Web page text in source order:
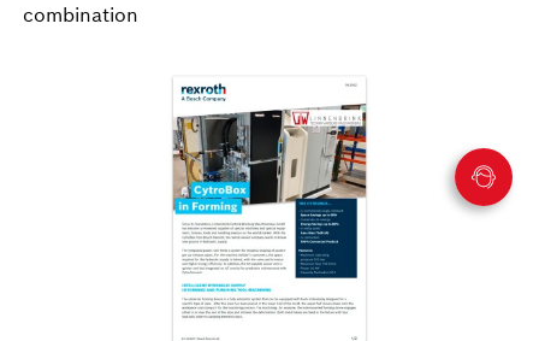
combination